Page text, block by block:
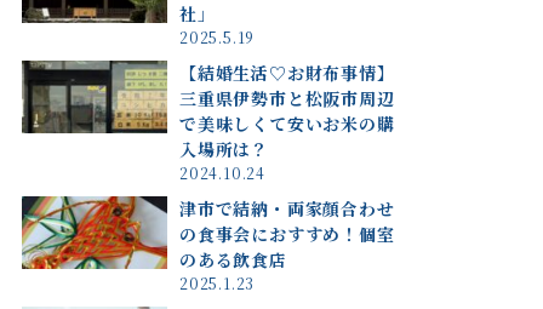
社」
2025.5.19
【結婚生活♡お財布事情】
三重県伊勢市と松阪市周辺
で美味しくて安いお米の購
入場所は？
2024.10.24
津市で結納・両家顔合わせ
の食事会におすすめ！個室
のある飲食店
2025.1.23